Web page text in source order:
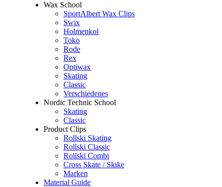
Wax School
SportAlbert Wax Clips
Swix
Holmenkol
Toko
Rode
Rex
Optiwax
Skating
Classic
Verschiedenes
Nordic Technic School
Skating
Classic
Product Clips
Rollski Skating
Rollski Classic
Rollski Combi
Cross Skate / Skike
Marken
Material Guide